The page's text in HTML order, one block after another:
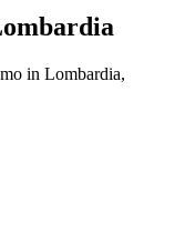
in Lombardia,